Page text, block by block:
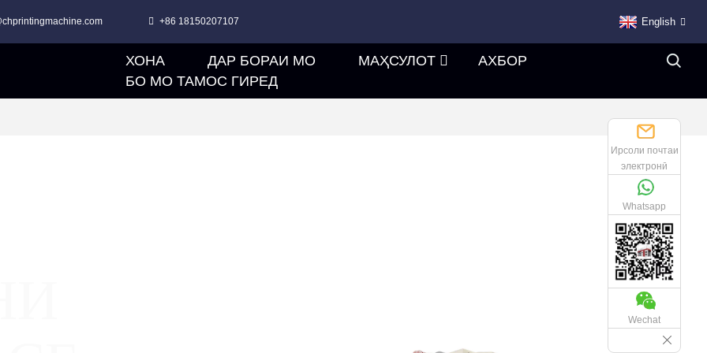
+86 18150207107 English
ХОНА ДАР БОРАИ МО МАҲСУЛОТ
АХБОР
БО МО ТАМОС ГИРЕД
Ирсоли почтаи
электронӣ
Whatsapp
Wechat